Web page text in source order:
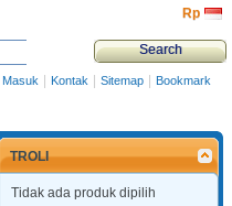
Rp‎
Masuk | Kontak | Sitemap | Bookmark
TROLI
Tidak ada produk dipilih